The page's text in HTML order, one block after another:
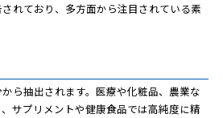
れており、多方面から注目されている素
ら抽出されます。医療や化粧品、農業な
サプリメントや健康食品では高純度に精